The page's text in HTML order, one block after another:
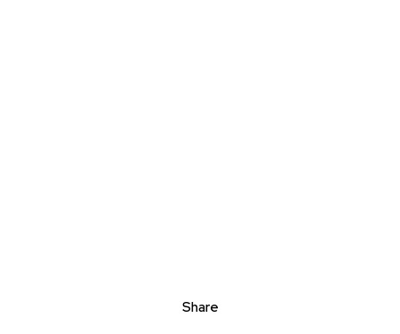
Share